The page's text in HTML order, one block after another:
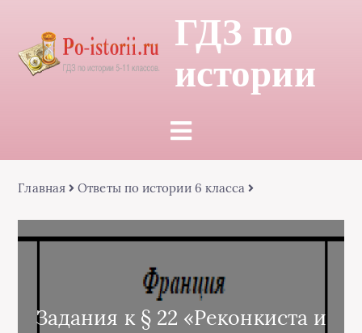
ГДЗ по
истории
Главная Ответы по истории 6 класса
Задания к § 22 «Реконкиста и